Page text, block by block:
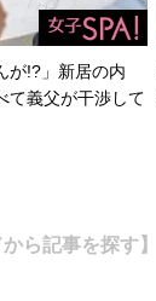
が!?」新居の内
て義父が干渉して
ら記事を探す】